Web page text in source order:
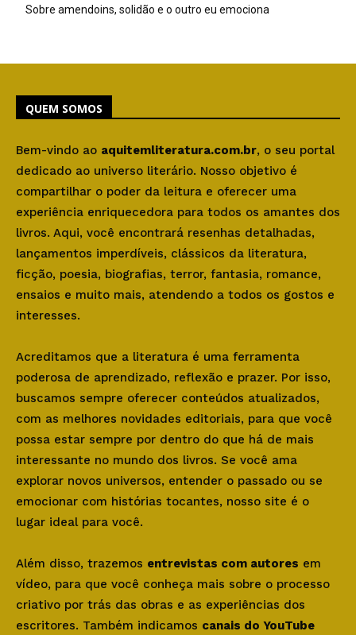
Sobre amendoins, solidão e o outro eu emociona
QUEM SOMOS
Bem-vindo ao aquitemliteratura.com.br, o seu portal
dedicado ao universo literário. Nosso objetivo é
compartilhar o poder da leitura e oferecer uma
experiência enriquecedora para todos os amantes dos
livros. Aqui, você encontrará resenhas detalhadas,
lançamentos imperdíveis, clássicos da literatura,
ficção, poesia, biografias, terror, fantasia, romance,
ensaios e muito mais, atendendo a todos os gostos e
interesses.
Acreditamos que a literatura é uma ferramenta
poderosa de aprendizado, reflexão e prazer. Por isso,
buscamos sempre oferecer conteúdos atualizados,
com as melhores novidades editoriais, para que você
possa estar sempre por dentro do que há de mais
interessante no mundo dos livros. Se você ama
explorar novos universos, entender o passado ou se
emocionar com histórias tocantes, nosso site é o
lugar ideal para você.
Além disso, trazemos entrevistas com autores em
vídeo, para que você conheça mais sobre o processo
criativo por trás das obras e as experiências dos
escritores. Também indicamos canais do YouTube